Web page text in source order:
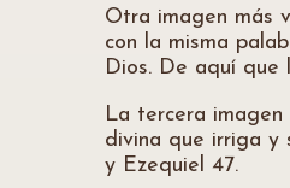
Otra imagen más
con la misma
Dios. De aquí que
La tercera
divina que irriga y
y Ezequiel 47.